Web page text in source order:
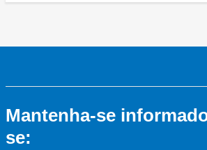
Mantenha-se
se: